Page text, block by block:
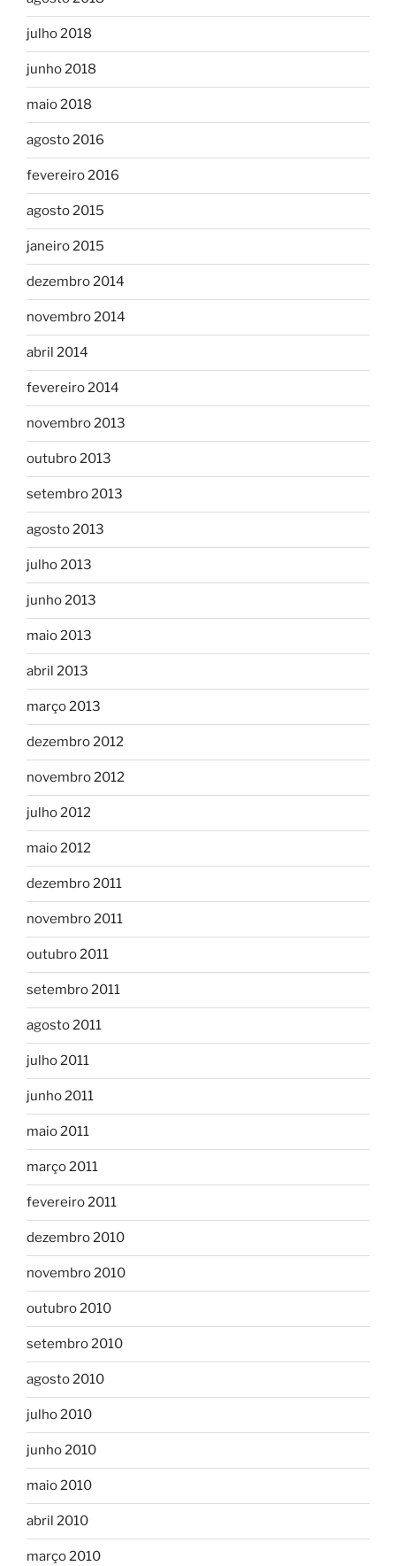
julho 2018
junho 2018
maio 2018
agosto 2016
fevereiro 2016
agosto 2015
janeiro 2015
dezembro 2014
novembro 2014
abril 2014
fevereiro 2014
novembro 2013
outubro 2013
setembro 2013
agosto 2013
julho 2013
junho 2013
maio 2013
abril 2013
março 2013
dezembro 2012
novembro 2012
julho 2012
maio 2012
dezembro 2011
novembro 2011
outubro 2011
setembro 2011
agosto 2011
julho 2011
junho 2011
maio 2011
março 2011
fevereiro 2011
dezembro 2010
novembro 2010
outubro 2010
setembro 2010
agosto 2010
julho 2010
junho 2010
maio 2010
abril 2010
março 2010